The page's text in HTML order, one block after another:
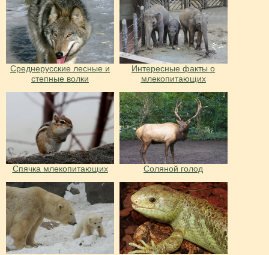
Среднерусские лесные и
степные волки
Интересные факты о
млекопитающих
Спячка млекопитающих Соляной голод